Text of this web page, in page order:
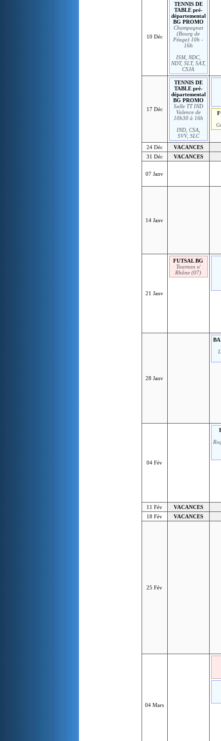
10 Déc
TENNIS DE
TABLE pré-
départemental
BG PROMO
Champagnat
(Bourg de
Péage) 10h -
16h
ISM, NDC,
NDT, SLT, SAT,
CSJA
17 Déc
TENNIS DE
TABLE pré-
départemental
BG PROMO
Salle TT IND
Valence de
10h30 à 16h
IND, CSA,
SVV, SLC
24 Déc
VACANCES
31 Déc
VACANCES
07 Janv
14 Janv
21 Janv
FUTSAL BG
Tournon s/
Rhône (07)
28 Janv
04 Fév
11 Fév
VACANCES
18 Fév
VACANCES
25 Fév
04 Mars